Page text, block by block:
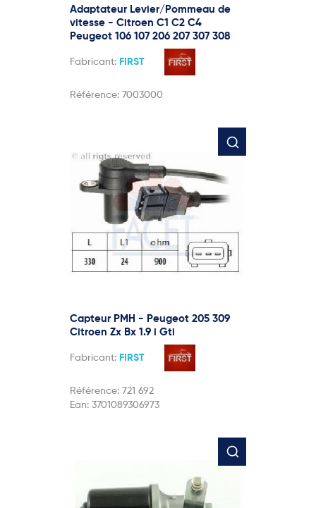
Adaptateur Levier/Pommeau de
vitesse - Citroen C1 C2 C4
Peugeot 106 107 206 207 307 308
Fabricant: FIRST
Référence: 7003000
Capteur PMH - Peugeot 205 309
Citroen Zx Bx 1.9 i Gti
Fabricant: FIRST
Référence: 721 692
Ean: 3701089306973